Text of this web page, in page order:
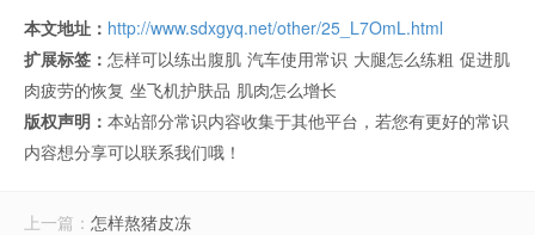
本文地址： http://www.sdxgyq.net/other/25_L7OmL.html
扩展标签： 怎样可以练出腹肌 汽车使用常识 大腿怎么练粗 促进肌
肉疲劳的恢复 坐飞机护肤品 肌肉怎么增长
版权声明： 本站部分常识内容收集于其他平台，若您有更好的常识
内容想分享可以联系我们哦！
上一篇： 怎样熬猪皮冻